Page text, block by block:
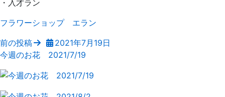
・入才ラン
フラワーショップ エラン
前の投稿
2021年7月19日
今週のお花 2021/7/19